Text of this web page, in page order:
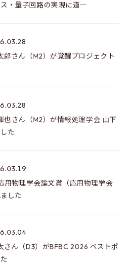
・量子回路の実現に道―
郎さん（M2）が覚醒プロジェクト
也さん（M2）が情報処理学会 山下
た
用物理学会論文賞（応用物理学会
した
さん（D3）がBFBC 2026 ベストポ